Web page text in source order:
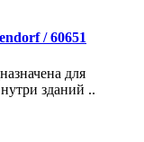
/ 60651
для
зданий ..